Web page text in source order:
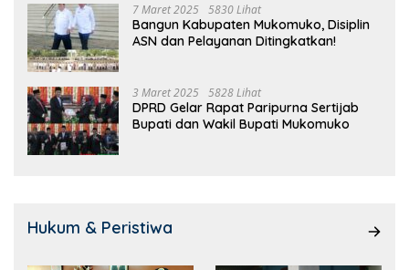
7 Maret 2025 5830 Lihat
Bangun Kabupaten Mukomuko, Disiplin
ASN dan Pelayanan Ditingkatkan!
3 Maret 2025 5828 Lihat
DPRD Gelar Rapat Paripurna Sertijab
Bupati dan Wakil Bupati Mukomuko
Hukum & Peristiwa